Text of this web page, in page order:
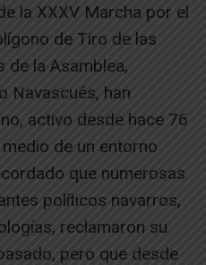
la XXXV Marcha por el
de Tiro de las
de la Asamblea,
Navascués, han
activo desde hace 76
de un entorno
que numerosas
políticos navarros,
reclamaron su
pero que desde